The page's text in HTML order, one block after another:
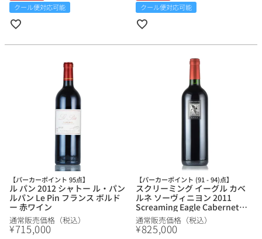
DRC ルロワ
ラフィット ペトリュス
サロン
アメリカ カリフォルニア
その他
イタリア
チリ その他国
スパークリング ロゼワイン
価格帯から探す
80,000円〜99,999円
100,000円〜199,999円
200,000円〜499,999円
500,000円〜
お得な情報を受け取る
メルマガ
クール便対応可能
クール便対応可能
【パーカーポイント 95点】
ル パン 2012 シャトー ル・パン
ルパン Le Pin フランス ボルド
ー 赤ワイン
通常販売価格（税込）
¥715,000
【パーカーポイント (91 - 94)点】
スクリーミング イーグル カベ
ルネ ソーヴィニヨン 2011
Screaming Eagle Cabernet
Sauvignon アメリカ カリフォ
ルニア 赤ワイン
通常販売価格（税込）
¥825,000